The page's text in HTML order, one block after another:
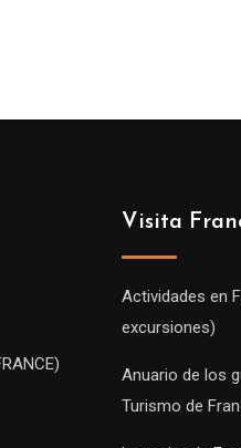
Visita
Actividades en
excursiones)
Anuario de los
Turismo de